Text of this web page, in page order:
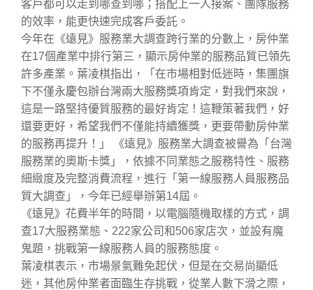
客戶都可以走到哪查到哪；搭配上一人接案、團隊服務
的效率，能更快速完成客戶委託。
今年在《遠見》服務業大調查跨行業的分數上，房仲業
在17個產業中排行第三，顯示房仲業的服務品質已領先
許多產業。葉凌棋指出，「在市場相對低迷時，集團旗
下不僅永慶包辦台灣兩大服務獎項肯定，對我們來說，
這是一路堅持優質服務的最好肯定！這鞭策著我們，好
還要更好，希望我們不僅能持續獲獎，更要帶動房仲業
的服務再提升！」 《遠見》服務業大調查被譽為「台灣
服務業的奧斯卡獎」，依據不同業態之服務特性、服務
細緻度及完整消費流程，進行「第一線服務人員服務品
質大調查」，今年已經舉辦第14屆。
《遠見》花費半年的時間，以電腦隨機取樣的方式，調
查17大服務業態、222家公司和506家店次，並設有魔
鬼題，挑戰第一線服務人員的服務態度。
葉凌棋表示，市場景氣難免起伏，但是在交易尚顯低
迷，其他房仲業者面臨生存挑戰，從業人數下滑之際，